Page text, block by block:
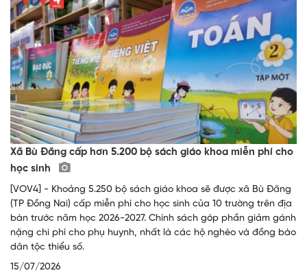
Xã Bù Đăng cấp hơn 5.200 bộ sách giáo khoa miễn phí cho
học sinh
[VOV4] - Khoảng 5.250 bộ sách giáo khoa sẽ được xã Bù Đăng
(TP Đồng Nai) cấp miễn phí cho học sinh của 10 trường trên địa
bàn trước năm học 2026-2027. Chính sách góp phần giảm gánh
nặng chi phí cho phụ huynh, nhất là các hộ nghèo và đồng bào
dân tộc thiểu số.
15/07/2026